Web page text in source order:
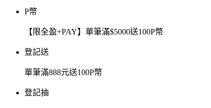
P幣
【限全盈+PAY】單筆滿$5000送100P幣
登記送
單筆滿888元送100P幣
登記抽